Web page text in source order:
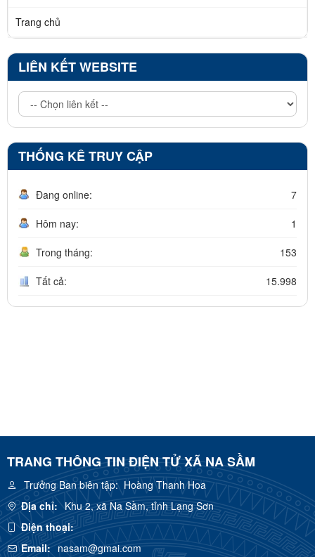
Trang chủ
LIÊN KẾT WEBSITE
THỐNG KÊ TRUY CẬP
Đang online: 7
Hôm nay: 1
Trong tháng: 153
Tất cả: 15.998
TRANG THÔNG TIN ĐIỆN TỬ XÃ NA SẦM
Trưởng Ban biên tập:Hoàng Thanh Hoa
Địa chỉ: Khu 2, xã Na Sầm, tỉnh Lạng Sơn
Điện thoại:
Email: nasam@gmai.com